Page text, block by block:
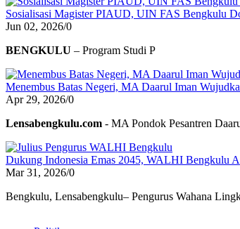
Sosialisasi Magister PIAUD, UIN FAS Bengkulu
Jun 02, 2026/0
BENGKULU – Program Studi P
Menembus Batas Negeri, MA Daarul Iman
Apr 29, 2026/0
Lensabengkulu.com - MA Pondok Pesantren
Dukung Indonesia Emas 2045, WALHI Bengkulu
Mar 31, 2026/0
Bengkulu, Lensabengkulu– Pengurus Wahana